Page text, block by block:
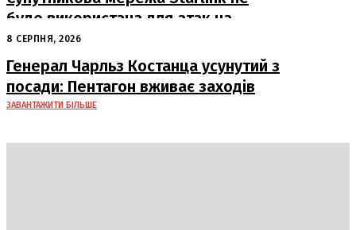
буде використана для атак на
російські пускові установки
8 СЕРПНЯ, 2026
Генерал Чарльз Костанца усунутий з
посади: Пентагон вживає заходів
ЗАВАНТАЖИТИ БІЛЬШЕ